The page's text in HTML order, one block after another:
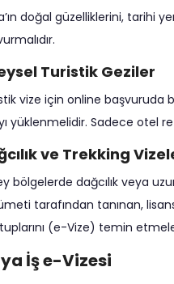
doğal güzelliklerini, tarihi
Turistik Geziler
vize için online başvuruda
yüklenmelidir. Sadece otel
ve Trekking
bölgelerde dağcılık veya
tarafından tanınan,
(e-Vize) temin
İş e-Vizesi